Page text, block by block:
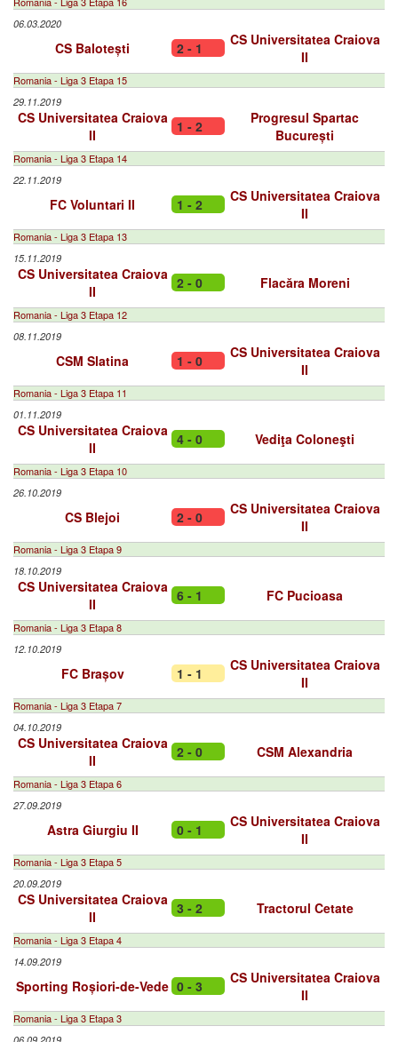
06.03.2020
CS Balotești 2 - 1
CS Universitatea Craiova
II
Romania - Liga 3 Etapa 15
29.11.2019
CS Universitatea Craiova
II
1 - 2
Progresul Spartac
București
Romania - Liga 3 Etapa 14
22.11.2019
FC Voluntari II 1 - 2
CS Universitatea Craiova
II
Romania - Liga 3 Etapa 13
15.11.2019
CS Universitatea Craiova
II
2 - 0 Flacăra Moreni
Romania - Liga 3 Etapa 12
08.11.2019
CSM Slatina 1 - 0
CS Universitatea Craiova
II
Romania - Liga 3 Etapa 11
01.11.2019
CS Universitatea Craiova
II
4 - 0 Vediţa Coloneşti
Romania - Liga 3 Etapa 10
26.10.2019
CS Blejoi 2 - 0
CS Universitatea Craiova
II
Romania - Liga 3 Etapa 9
18.10.2019
CS Universitatea Craiova
II
6 - 1 FC Pucioasa
Romania - Liga 3 Etapa 8
12.10.2019
FC Brașov 1 - 1
CS Universitatea Craiova
II
Romania - Liga 3 Etapa 7
04.10.2019
CS Universitatea Craiova
II
2 - 0 CSM Alexandria
Romania - Liga 3 Etapa 6
27.09.2019
Astra Giurgiu II 0 - 1
CS Universitatea Craiova
II
Romania - Liga 3 Etapa 5
20.09.2019
CS Universitatea Craiova
II
3 - 2 Tractorul Cetate
Romania - Liga 3 Etapa 4
14.09.2019
Sporting Roșiori-de-Vede 0 - 3
CS Universitatea Craiova
II
Romania - Liga 3 Etapa 3